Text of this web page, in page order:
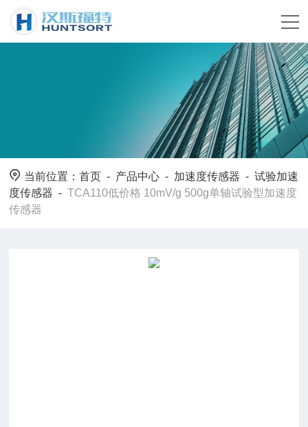
当前位置：首页 - 产品中心 - 加速度传感器 -试验加速
度传感器 -TCA110低价格 10mV/g 500g单轴试验型加速度
传感器